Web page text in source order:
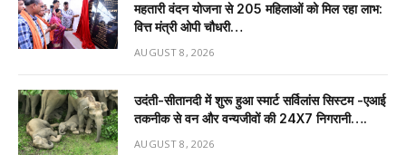
महतारी वंदन योजना से 205 महिलाओं को मिल रहा लाभ:
वित्त मंत्री ओपी चौधरी…
AUGUST 8, 2026
उदंती-सीतानदी में शुरू हुआ स्मार्ट सर्विलांस सिस्टम -एआई
तकनीक से वन और वन्यजीवों की 24X7 निगरानी….
AUGUST 8, 2026